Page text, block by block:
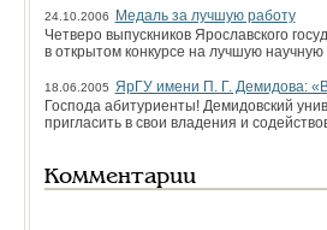
24.10.2006
Медаль за лучшую работу
Четверо выпускников Ярославского
в открытом конкурсе на лучшую научную
18.06.2005 ЯрГУ имени П. Г. Демидова:
Господа абитуриенты! Демидовский
пригласить в свои владения и
Комментарии